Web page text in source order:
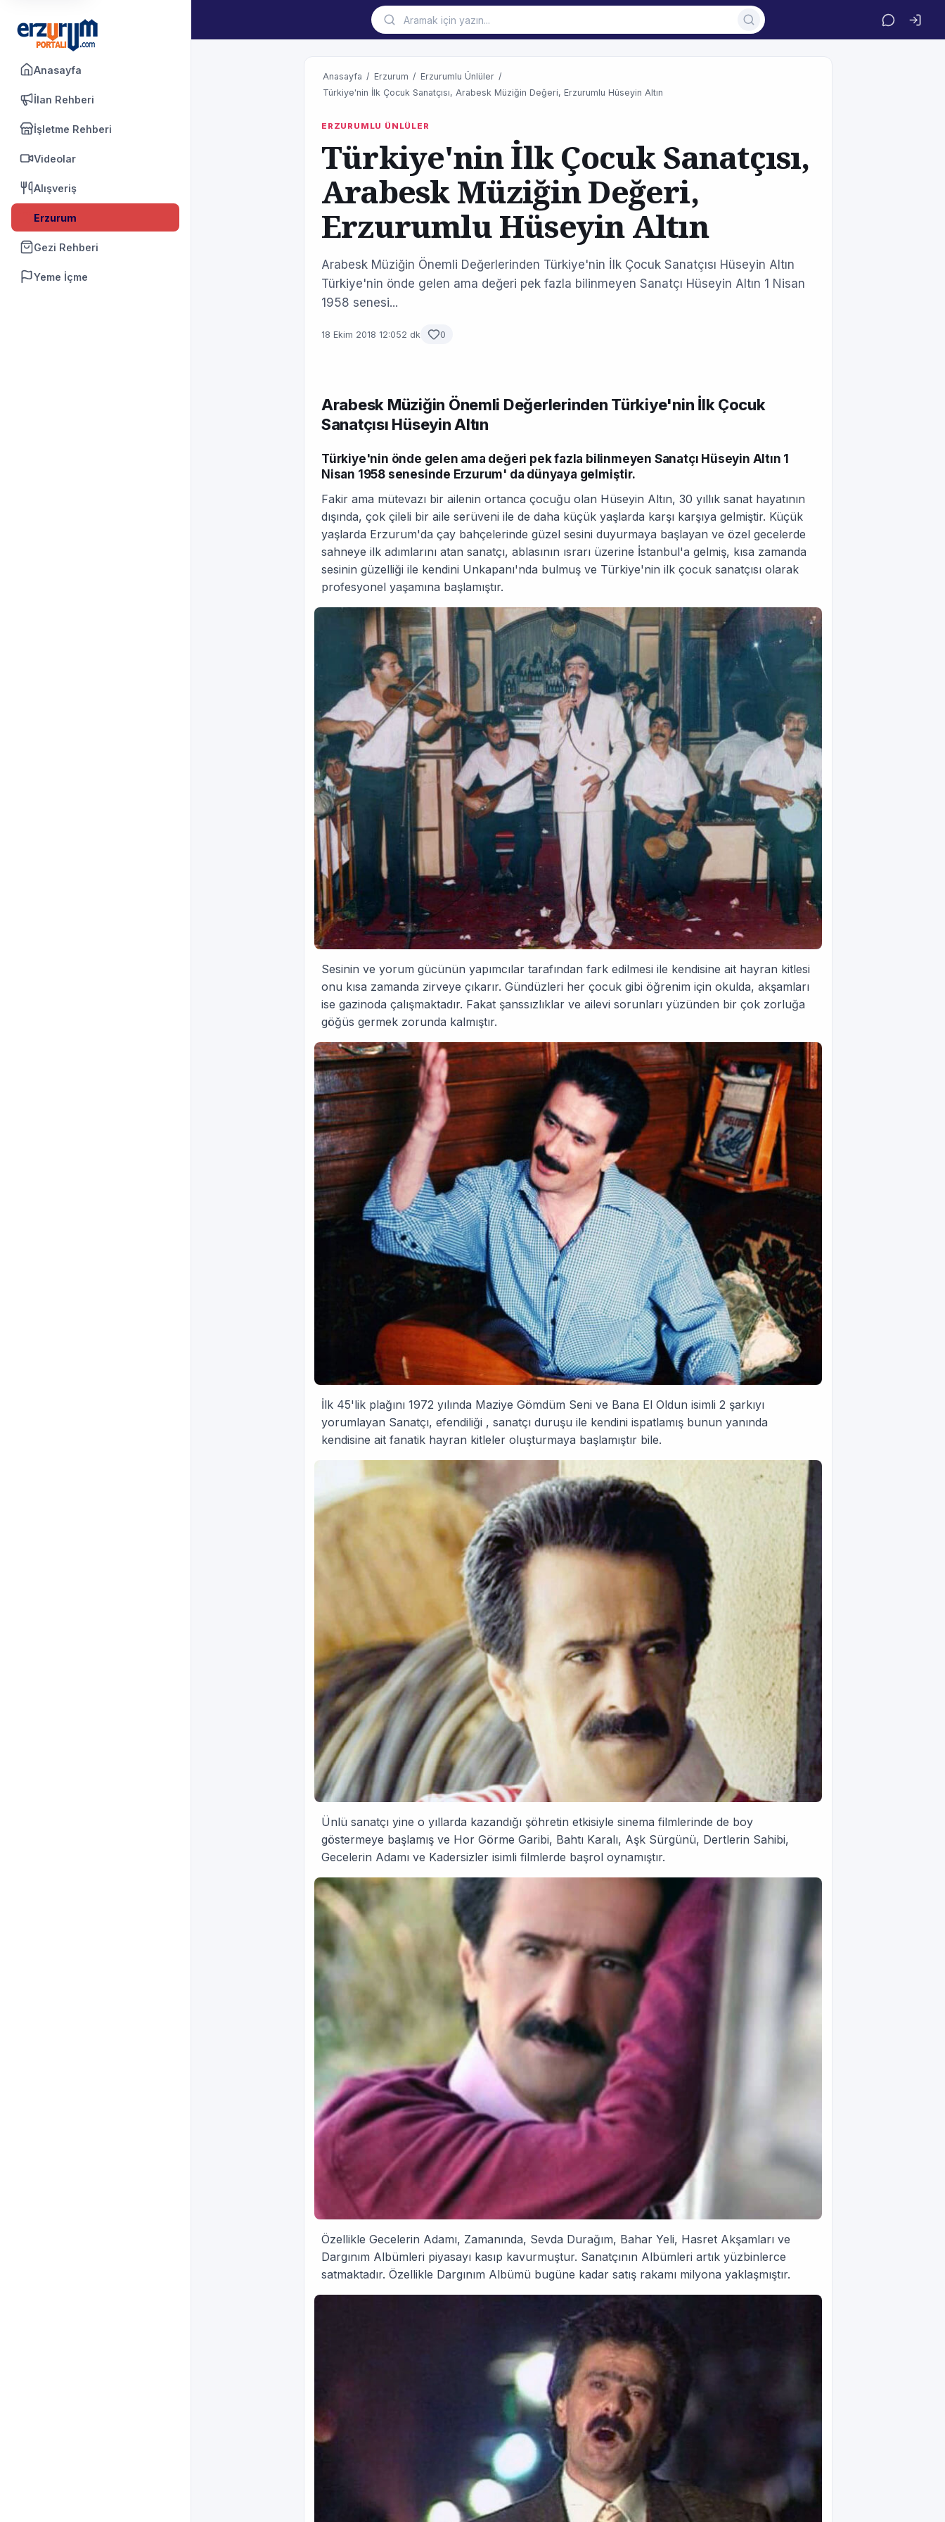
Anasayfa
İlan Rehberi
İşletme Rehberi
Videolar
Alışveriş
Erzurum
Gezi Rehberi
Yeme İçme
Anasayfa / Erzurum / Erzurumlu Ünlüler /
Türkiye'nin İlk Çocuk Sanatçısı, Arabesk Müziğin Değeri, Erzurumlu Hüseyin Altın
ERZURUMLU ÜNLÜLER
Türkiye'nin İlk Çocuk Sanatçısı,
Arabesk Müziğin Değeri,
Erzurumlu Hüseyin Altın
Arabesk Müziğin Önemli Değerlerinden Türkiye'nin İlk Çocuk Sanatçısı Hüseyin Altın
Türkiye'nin önde gelen ama değeri pek fazla bilinmeyen Sanatçı Hüseyin Altın 1 Nisan
1958 senesi...
18 Ekim 2018 12:052 dk 0
Arabesk Müziğin Önemli Değerlerinden Türkiye'nin İlk Çocuk
Sanatçısı Hüseyin Altın
Türkiye'nin önde gelen ama değeri pek fazla bilinmeyen Sanatçı Hüseyin Altın 1
Nisan 1958 senesinde Erzurum' da dünyaya gelmiştir.
Fakir ama mütevazı bir ailenin ortanca çocuğu olan Hüseyin Altın, 30 yıllık sanat hayatının
dışında, çok çileli bir aile serüveni ile de daha küçük yaşlarda karşı karşıya gelmiştir. Küçük
yaşlarda Erzurum'da çay bahçelerinde güzel sesini duyurmaya başlayan ve özel gecelerde
sahneye ilk adımlarını atan sanatçı, ablasının ısrarı üzerine İstanbul'a gelmiş, kısa zamanda
sesinin güzelliği ile kendini Unkapanı'nda bulmuş ve Türkiye'nin ilk çocuk sanatçısı olarak
profesyonel yaşamına başlamıştır.
Sesinin ve yorum gücünün yapımcılar tarafından fark edilmesi ile kendisine ait hayran kitlesi
onu kısa zamanda zirveye çıkarır. Gündüzleri her çocuk gibi öğrenim için okulda, akşamları
ise gazinoda çalışmaktadır. Fakat şanssızlıklar ve ailevi sorunları yüzünden bir çok zorluğa
göğüs germek zorunda kalmıştır.
İlk 45'lik plağını 1972 yılında Maziye Gömdüm Seni ve Bana El Oldun isimli 2 şarkıyı
yorumlayan Sanatçı, efendiliği , sanatçı duruşu ile kendini ispatlamış bunun yanında
kendisine ait fanatik hayran kitleler oluşturmaya başlamıştır bile.
Ünlü sanatçı yine o yıllarda kazandığı şöhretin etkisiyle sinema filmlerinde de boy
göstermeye başlamış ve Hor Görme Garibi, Bahtı Karalı, Aşk Sürgünü, Dertlerin Sahibi,
Gecelerin Adamı ve Kadersizler isimli filmlerde başrol oynamıştır.
Özellikle Gecelerin Adamı, Zamanında, Sevda Durağım, Bahar Yeli, Hasret Akşamları ve
Dargınım Albümleri piyasayı kasıp kavurmuştur. Sanatçının Albümleri artık yüzbinlerce
satmaktadır. Özellikle Dargınım Albümü bugüne kadar satış rakamı milyona yaklaşmıştır.